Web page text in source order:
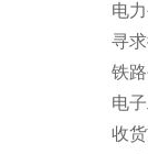
电
寻
铁
电
收